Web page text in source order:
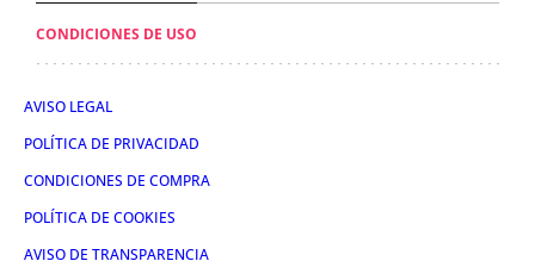
CONDICIONES DE USO
AVISO LEGAL
POLÍTICA DE PRIVACIDAD
CONDICIONES DE COMPRA
POLÍTICA DE COOKIES
AVISO DE TRANSPARENCIA